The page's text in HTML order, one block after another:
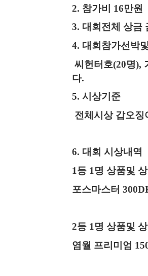
2. 참가비 16만원
3. 대회전체 상금
4. 대회참가선박
씨헌터호(20명),
다.
5. 시상기준
전체시상 갑오
6. 대회 시상내역
1등 1명 상품및
포스마스터
2등 1명 상품및
염월 프리미엄